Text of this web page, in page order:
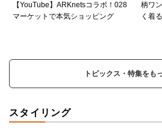
【YouTube】ARKnetsコラボ！028
マーケットで本気ショッピング
柄ワ
く着
トピックス・特集をも
スタイリング